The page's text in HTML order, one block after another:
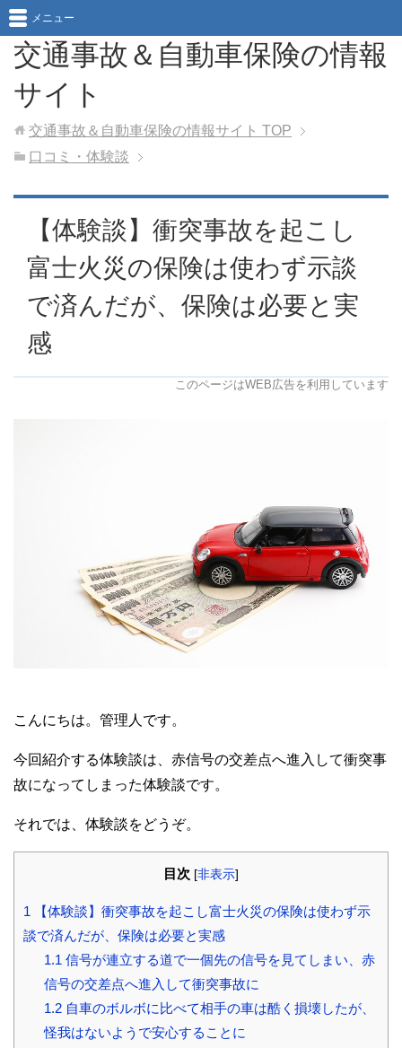
交通事故＆自動車保険の情報
サイト
メニュー
交通事故＆自動車保険の情報サイト TOP
口コミ・体験談
【体験談】衝突事故を起こし
富士火災の保険は使わず示談
で済んだが、保険は必要と実
感
このページはWEB広告を利用しています
こんにちは。管理人です。
今回紹介する体験談は、赤信号の交差点へ進入して衝突事
故になってしまった体験談です。
それでは、体験談をどうぞ。
目次 [非表示]
1 【体験談】衝突事故を起こし富士火災の保険は使わず示
談で済んだが、保険は必要と実感
1.1 信号が連立する道で一個先の信号を見てしまい、赤
信号の交差点へ進入して衝突事故に
1.2自車のボルボに比べて相手の車は酷く損壊したが、
怪我はないようで安心することに